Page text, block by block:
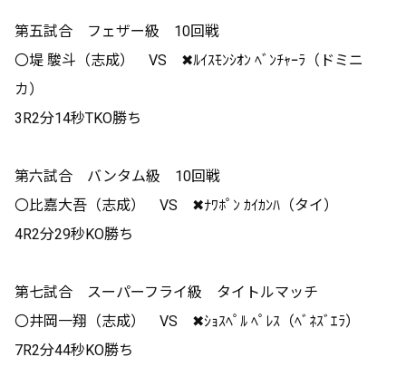
第五試合 フェザー級 10回戦
〇堤 駿斗（志成） VS ✖ﾙｲｽﾓﾝｼｵﾝ ﾍﾞﾝﾁｬｰﾗ（ドミニ
カ）
3R2分14秒TKO勝ち
第六試合 バンタム級 10回戦
〇比嘉大吾（志成） VS ✖ﾅﾜﾎﾟﾝ ｶｲｶﾝﾊ（タイ）
4R2分29秒KO勝ち
第七試合 スーパーフライ級 タイトルマッチ
〇井岡一翔（志成） VS ✖ｼｮｽﾍﾟﾙ ﾍﾟﾚｽ（ﾍﾞﾈｽﾞｴﾗ）
7R2分44秒KO勝ち